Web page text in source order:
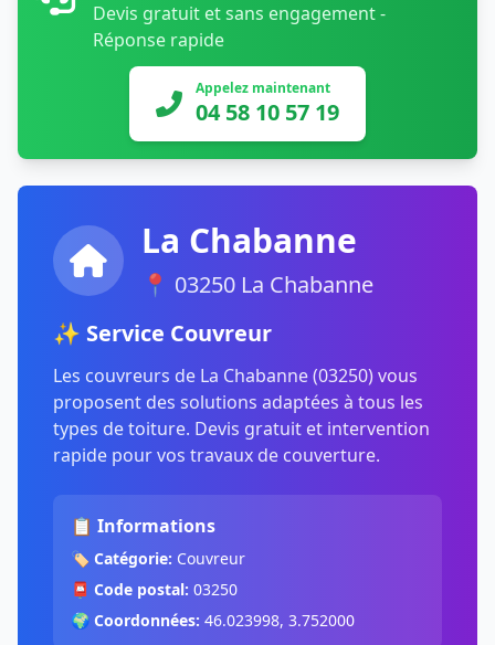
Devis gratuit et sans engagement -
Réponse rapide
Appelez maintenant
04 58 10 57 19
La Chabanne
📍 03250 La Chabanne
✨ Service Couvreur
Les couvreurs de La Chabanne (03250) vous
proposent des solutions adaptées à tous les
types de toiture. Devis gratuit et intervention
rapide pour vos travaux de couverture.
📋 Informations
🏷️ Catégorie: Couvreur
📮 Code postal: 03250
🌍 Coordonnées: 46.023998, 3.752000